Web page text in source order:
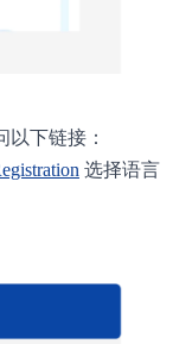
以下链接：
选择语言